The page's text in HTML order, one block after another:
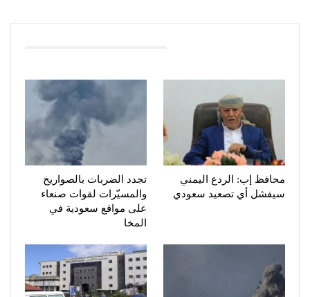
محافظ إب: الردع اليمني
سيفشل أي تصعيد سعودي
تجدد الضربات بالصواريخ
والمسيّرات لقوات صنعاء
على مواقع سعودية في
المخا